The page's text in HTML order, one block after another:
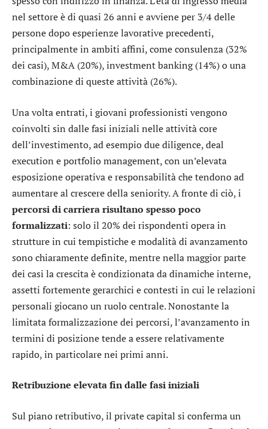
nel settore è di quasi 26 anni e avviene per 3/4 delle
persone dopo esperienze lavorative precedenti,
principalmente in ambiti affini, come consulenza (32%
dei casi), M&A (20%), investment banking (14%) o una
combinazione di queste attività (26%).
Una volta entrati, i giovani professionisti vengono
coinvolti sin dalle fasi iniziali nelle attività core
dell’investimento, ad esempio due diligence, deal
execution e portfolio management, con un’elevata
esposizione operativa e responsabilità che tendono ad
aumentare al crescere della seniority. A fronte di ciò, i
percorsi di carriera risultano spesso poco
formalizzati: solo il 20% dei rispondenti opera in
strutture in cui tempistiche e modalità di avanzamento
sono chiaramente definite, mentre nella maggior parte
dei casi la crescita è condizionata da dinamiche interne,
assetti fortemente gerarchici e contesti in cui le relazioni
personali giocano un ruolo centrale. Nonostante la
limitata formalizzazione dei percorsi, l’avanzamento in
termini di posizione tende a essere relativamente
rapido, in particolare nei primi anni.
Retribuzione elevata fin dalle fasi iniziali
Sul piano retributivo, il private capital si conferma un